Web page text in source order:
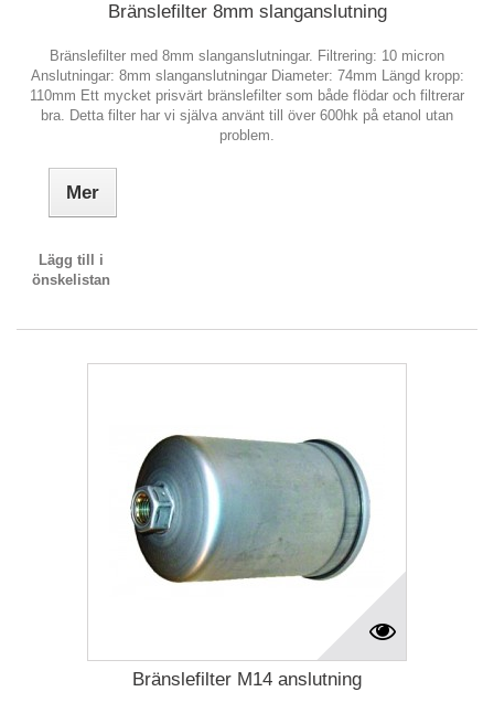
Bränslefilter 8mm slanganslutning
Bränslefilter med 8mm slanganslutningar. Filtrering: 10 micron
Anslutningar: 8mm slanganslutningar Diameter: 74mm Längd kropp:
110mm Ett mycket prisvärt bränslefilter som både flödar och filtrerar
bra. Detta filter har vi själva använt till över 600hk på etanol utan
problem.
Mer
Lägg till i
önskelistan
Bränslefilter M14 anslutning